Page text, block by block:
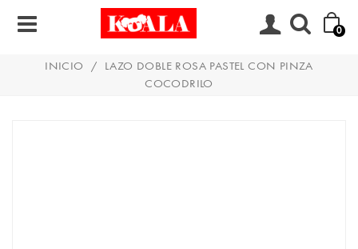
0
INICIO /
LAZO DOBLE ROSA PASTEL CON PINZA
COCODRILO